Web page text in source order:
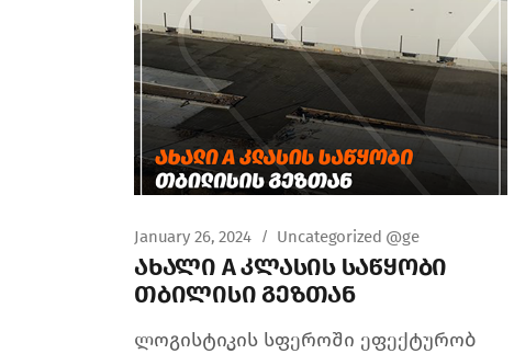
January 26, 2024 Uncategorized @ge
ახალი A კლასის საწყობი
თბილისი გეზთან
ლოგისტიკის სფეროში ეფექტურობ